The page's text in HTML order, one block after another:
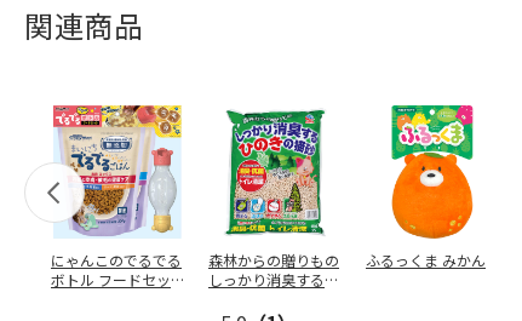
関連商品
にゃんこのでるでる
ボトル フードセッ
森林からの贈りもの
しっかり消臭するひ
ふるっくま みかん